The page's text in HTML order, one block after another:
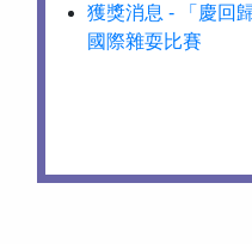
獲獎消息 - 「慶回
國際雜耍比賽